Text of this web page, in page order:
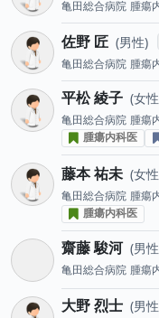
亀田総合病院 腫瘍
佐野 匠 男性
亀田総合病院 腫瘍
平松 綾子 女性
亀田総合病院 腫瘍
腫瘍内科医
藤本 祐未 女性
亀田総合病院 腫瘍
腫瘍内科医
齋藤 駿河 男性
亀田総合病院 腫瘍
大野 烈士 男性